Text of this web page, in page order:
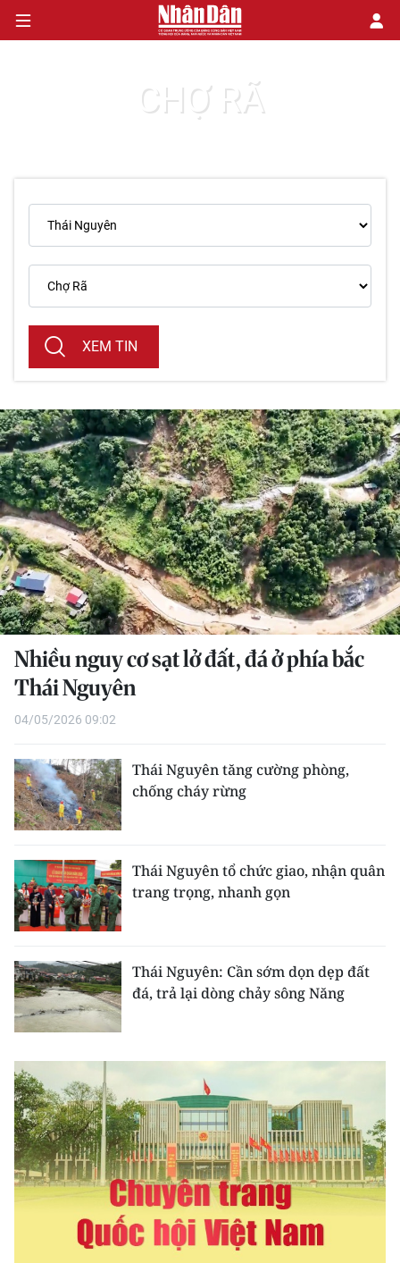
VĂN HÓA
XÃ HỘI
PHÁP LUẬT
DU LỊCH
THẾ GIỚI
THỂ THAO
GIÁO DỤC
Y TẾ
KHOA HỌC - CÔNG NGHỆ
MÔI TRƯỜNG
BẠN ĐỌC
KIỂM CHỨNG THÔNG TIN
TRI THỨC CHUYÊN SÂU
54 DÂN TỘC VIỆT NAM
CHƯƠNG TRÌNH OCOP - MỖI XÃ
MỘT SẢN PHẨM
RADIO
MEDIA CENTER
E-Magazine
Video
Media Kinh tế
Media Văn hóa
Media Xã hội
Media Pháp luật
Media Du lịch
CHỢ RÃ
XEM TIN
Nhiều nguy cơ sạt lở đất, đá ở phía bắc
Thái Nguyên
04/05/2026 09:02
Thái Nguyên tăng cường phòng,
chống cháy rừng
Thái Nguyên tổ chức giao, nhận quân
trang trọng, nhanh gọn
Thái Nguyên: Cần sớm dọn dẹp đất
đá, trả lại dòng chảy sông Năng